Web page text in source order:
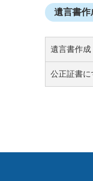
遺言書作
遺言書作成
公正証書に